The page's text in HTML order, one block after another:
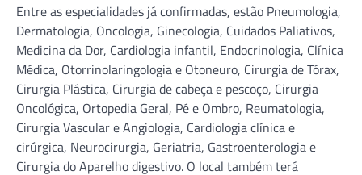
Entre as especialidades já confirmadas, estão Pneumologia,
Dermatologia, Oncologia, Ginecologia, Cuidados Paliativos,
Medicina da Dor, Cardiologia infantil, Endocrinologia, Clínica
Médica, Otorrinolaringologia e Otoneuro, Cirurgia de Tórax,
Cirurgia Plástica, Cirurgia de cabeça e pescoço, Cirurgia
Oncológica, Ortopedia Geral, Pé e Ombro, Reumatologia,
Cirurgia Vascular e Angiologia, Cardiologia clínica e
cirúrgica, Neurocirurgia, Geriatria, Gastroenterologia e
Cirurgia do Aparelho digestivo. O local também terá